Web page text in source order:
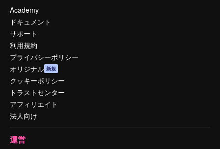
Academy
ドキュメント
サポート
利用規約
プライバシーポリシー
オリジナル 新規
クッキーポリシー
トラストセンター
アフィリエイト
法人向け
運営